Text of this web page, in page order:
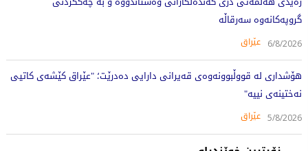
گروپەکانەوە سەرقاڵە
6/8/2026 عێراق
هۆشداری لە قووڵبوونەوەی قەیرانی دارایی دەدرێت؛ "عێراق کێشەی کاتیی
نەختینەی نییە"
5/8/2026 عێراق